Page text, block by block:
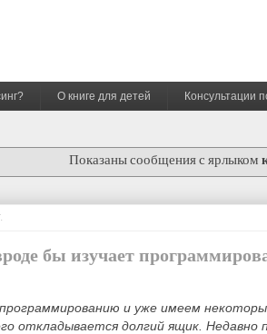
О книге для детей Консультации
Показаны сообщения с ярлыком
бы изучает
программированию и уже имеем
откладывается долгий ящик.